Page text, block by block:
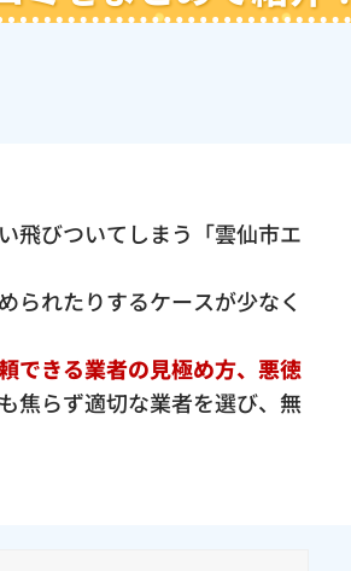
飛びついてしまう「雲仙市エ
られたりするケースが少なく
できる業者の見極め方、悪徳
焦らず適切な業者を選び、無